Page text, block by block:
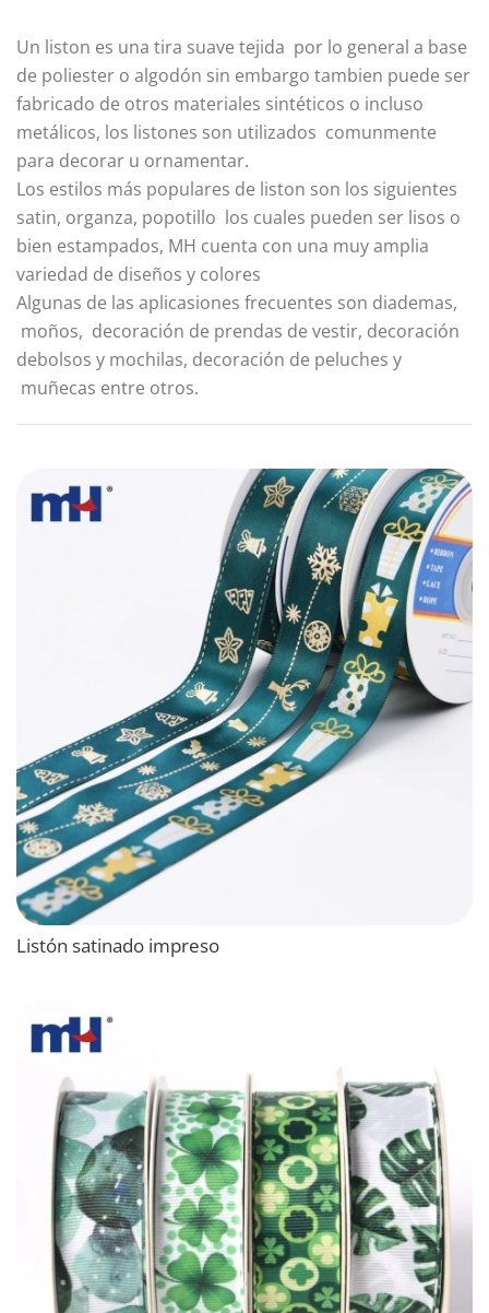
Un liston es una tira suave tejida por lo general a base
de poliester o algodón sin embargo tambien puede ser
fabricado de otros materiales sintéticos o incluso
metálicos, los listones son utilizados comunmente
para decorar u ornamentar.
Los estilos más populares de liston son los siguientes
satin, organza, popotillo los cuales pueden ser lisos o
bien estampados, MH cuenta con una muy amplia
variedad de diseños y colores
Algunas de las aplicasiones frecuentes son diademas,
moños, decoración de prendas de vestir, decoración
debolsos y mochilas, decoración de peluches y
muñecas entre otros.
Listón satinado impreso